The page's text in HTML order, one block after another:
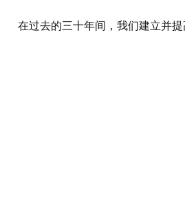
在过去的三十年间，我们建立并